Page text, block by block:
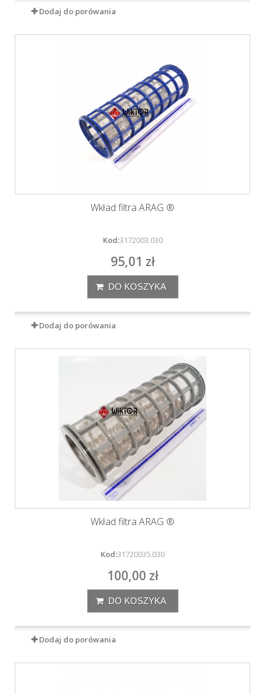
Dodaj do porówania
Wkład filtra ARAG ®
Kod:3172003.030
95,01 zł
DO KOSZYKA
Dodaj do porówania
Wkład filtra ARAG ®
Kod:31720035.030
100,00 zł
DO KOSZYKA
Dodaj do porówania